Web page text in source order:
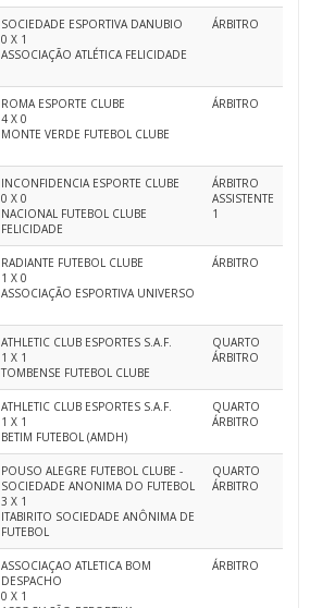
SOCIEDADE ESPORTIVA DANUBIO
0 X 1
ASSOCIAÇÃO ATLÉTICA FELICIDADE
ÁRBITRO
ROMA ESPORTE CLUBE
4 X 0
MONTE VERDE FUTEBOL CLUBE
ÁRBITRO
INCONFIDENCIA ESPORTE CLUBE
0 X 0
NACIONAL FUTEBOL CLUBE
FELICIDADE
ÁRBITRO
ASSISTENTE
1
RADIANTE FUTEBOL CLUBE
1 X 0
ASSOCIAÇÃO ESPORTIVA UNIVERSO
ÁRBITRO
ATHLETIC CLUB ESPORTES S.A.F.
1 X 1
TOMBENSE FUTEBOL CLUBE
QUARTO
ÁRBITRO
ATHLETIC CLUB ESPORTES S.A.F.
1 X 1
BETIM FUTEBOL (AMDH)
QUARTO
ÁRBITRO
POUSO ALEGRE FUTEBOL CLUBE -
SOCIEDADE ANONIMA DO FUTEBOL
3 X 1
ITABIRITO SOCIEDADE ANÔNIMA DE
FUTEBOL
QUARTO
ÁRBITRO
ASSOCIAÇAO ATLETICA BOM
DESPACHO
0 X 1
ÁRBITRO